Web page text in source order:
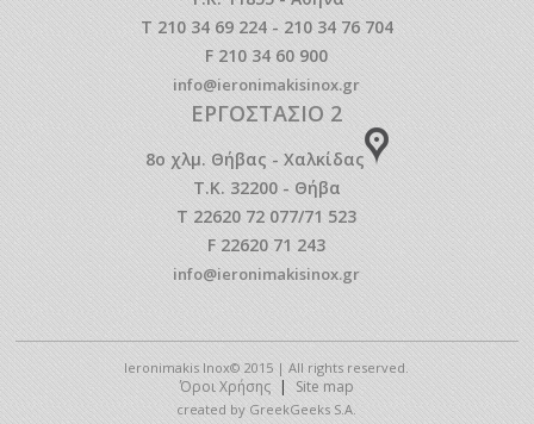
T 210 34 69 224 - 210 34 76 704
F 210 34 60 900
info@ieronimakisinox.gr
ΕΡΓΟΣΤΑΣΙΟ 2
8o χλμ. Θήβας - Χαλκίδας
Τ.Κ. 32200 - Θήβα
T 22620 72 077/71 523
F 22620 71 243
info@ieronimakisinox.gr
Ieronimakis Inox© 2015 | All rights reserved.
Όροι Χρήσης | Site map
created by GreekGeeks S.A.